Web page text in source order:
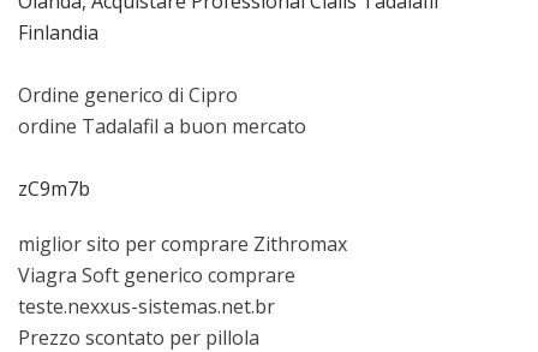
Finlandia
Ordine generico di Cipro
ordine Tadalafil a buon mercato
zC9m7b
miglior sito per comprare Zithromax
Viagra Soft generico comprare
teste.nexxus-sistemas.net.br
Prezzo scontato per pillola